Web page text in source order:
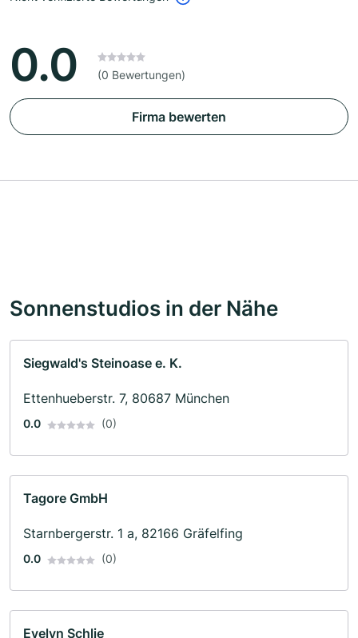
0.0 (0 Bewertungen)
Firma bewerten
Sonnenstudios in der Nähe
Siegwald's Steinoase e. K.
Ettenhueberstr. 7, 80687 München
0.0 (0)
Tagore GmbH
Starnbergerstr. 1 a, 82166 Gräfelfing
0.0 (0)
Evelyn Schlie